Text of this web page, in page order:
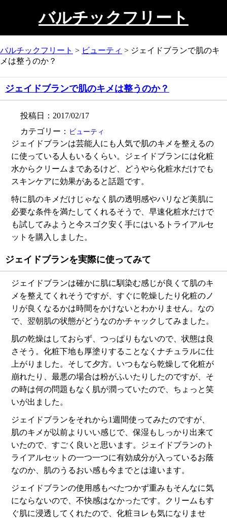
バルチックフリート
バルチックフリート > ビューティ > ジェイドブランで肌のキ
メは整うのか？
ジェイドブランで肌のキメは整うのか？
投稿日：2017/02/17
カテゴリー： ビューティ
ジェイドブランは芸能人にも人気で肌のキメを整えるの
に使っている人もいるくらい。ジェイドブランには化粧
水からクリームまであるけど、どうやら化粧水だけでも
スキンケアに効果があると話題です。
特に肌のキメだけじゃなく肌の透明感やハリなど美肌に
必要な条件を満たしてくれるそうで、早速化粧水だけで
も試してみようと今スゴク安く手にはいるトライアルセ
ットを購入しました。
ジェイドブランを実際に使ってみて
ジェイドブランは確かに肌に馴染む感じが良くて肌のキ
メを整えてくれそうですが、すぐに乾燥したり化粧のノ
リが良くなるかは時間をかけないとわかりません。なの
で、翌朝肌の状態がどうなのかチャックしてみました。
肌の乾燥はしておらず、つっぱりもないので、状態は良
さそう。化粧下地も厚塗りすることなくナチュラルに仕
上がりました。そして夕方。いつもなら乾燥して化粧が
崩れたり、最悪の場合は粉がふいたりしたのですが、そ
の時は何の問題もなく肌が潤っていたので、ちょっと笑
いが出ました。
ジェイドブランをそれから1週間使ってみたのですが、
肌のキメが以前よりいい感じで、保湿もしっかり出来て
いたので、すごく良いと思います。ジェイドブランのト
ライアルセットの一つ一つに有効成分が入っているお蔭
なのか、肌のうるおい感も今までとは違います。
ジェイドブランの使用感もべたつかず重みもそんなに気
にならないので、不快感はなかったです。クリームもす
ぐ肌に浸透してくれたので、化粧ヨレも気になりませ